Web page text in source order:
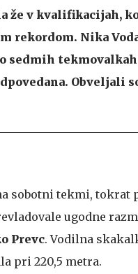
že v kvalifikacijah, ko
rekordom. Nika
sedmih
Obveljali
sobotni tekmi, tokrat
ugodne
Prevc. Vodilna
pri 220,5 metra.